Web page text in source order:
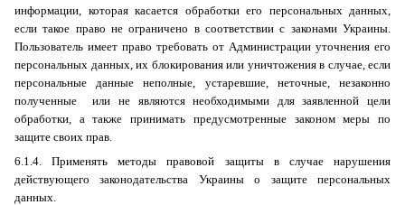
информации, которая касается обработки его персональных данных,
если такое право не ограничено в соответствии с законами Украины.
Пользователь имеет право требовать от Администрации уточнения его
персональных данных, их блокирования или уничтожения в случае, если
персональные данные неполные, устаревшие, неточные, незаконно
полученные или не являются необходимыми для заявленной цели
обработки, а также принимать предусмотренные законом меры по
защите своих прав.
6.1.4. Применять методы правовой защиты в случае нарушения
действующего законодательства Украины о защите персональных
данных.